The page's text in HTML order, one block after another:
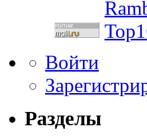
Войти
Разделы